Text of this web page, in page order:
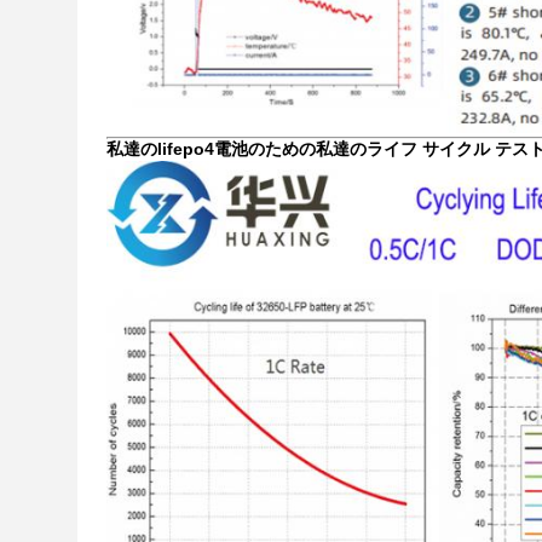
私達のlifepo4電池のための私達のライフ サイクル テス